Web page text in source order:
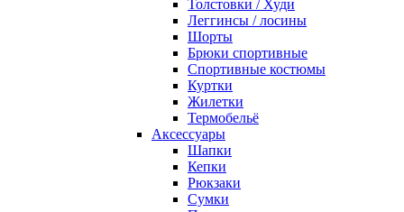
Толстовки / Худи
Леггинсы / лосины
Шорты
Брюки спортивные
Спортивные костюмы
Куртки
Жилетки
Термобельё
Аксессуары
Шапки
Кепки
Рюкзаки
Сумки